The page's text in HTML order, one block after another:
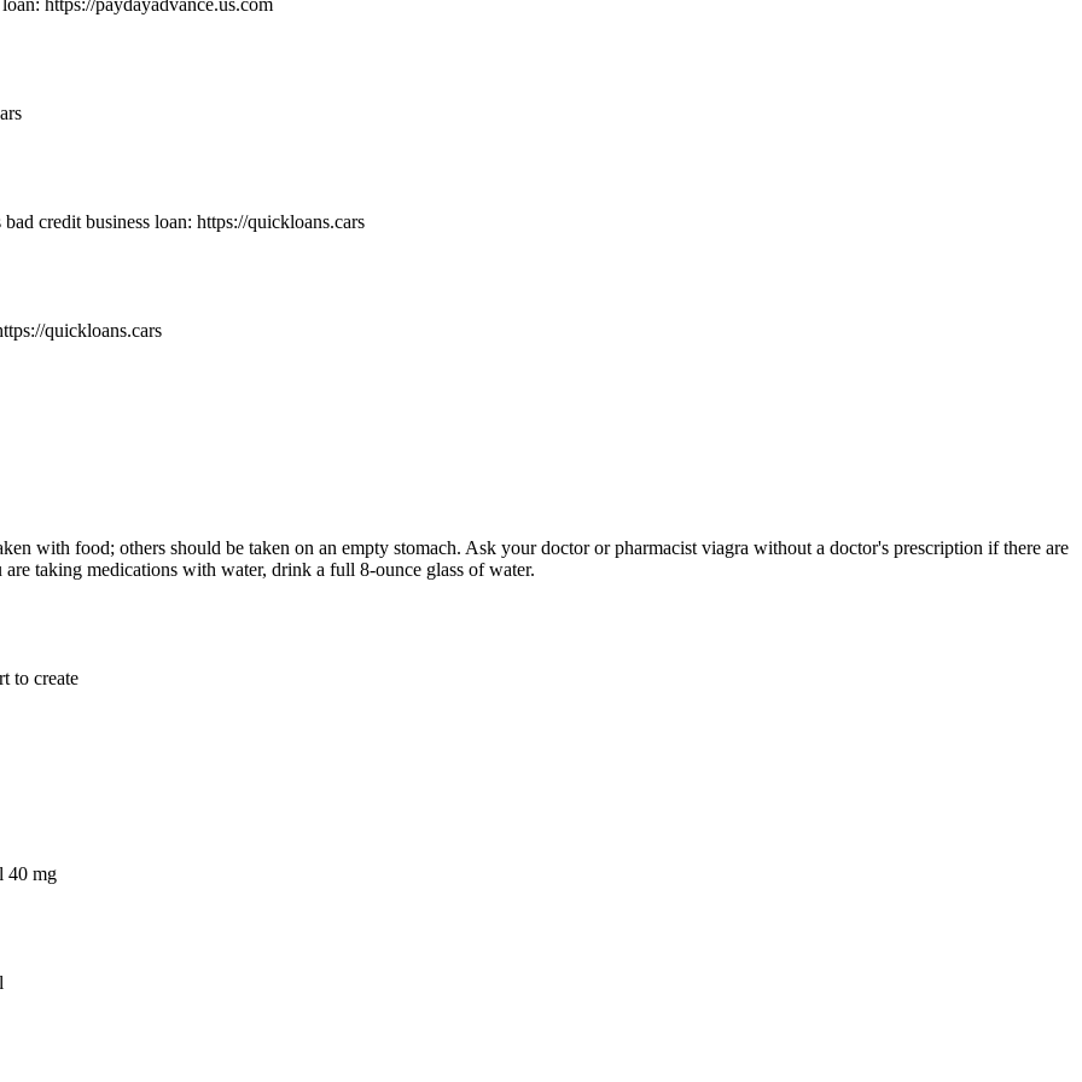
https://paydayadvance.us.com
credit business loan: https://quickloans.cars
quickloans.cars
with food; others should be taken on an empty stomach. Ask your doctor or pharmacist viagra without a doctor's prescription if there are
taking medications with water, drink a full 8-ounce glass of water.
to create
40 mg